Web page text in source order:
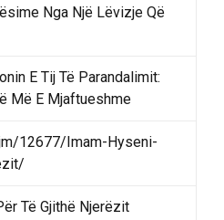
Nga Një Lëvizje Që
E Tij Të Parandalimit:
Më E Mjaftueshme
12677/Imam-Hyseni-
Të Gjithë Njerëzit